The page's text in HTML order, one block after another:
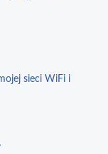
sieci WiFi i